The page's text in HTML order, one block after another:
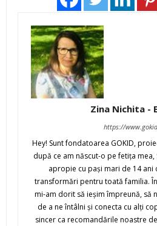
Zina Nichita -
https://
Hey! Sunt fondatoarea GOKID,
după ce am născut-o pe fetiţa mea,
apropie cu paşi mari de 14 ani
transformări pentru toată familia.
mi-am dorit să ieşim împreună, să
de a ne întâlni şi conecta cu alţi
sincer ca recomandările noastre